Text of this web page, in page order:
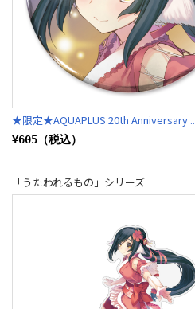
★限定★AQUAPLUS 20th Anniversary ..
¥605（税込）
「うたわれるもの」シリーズ